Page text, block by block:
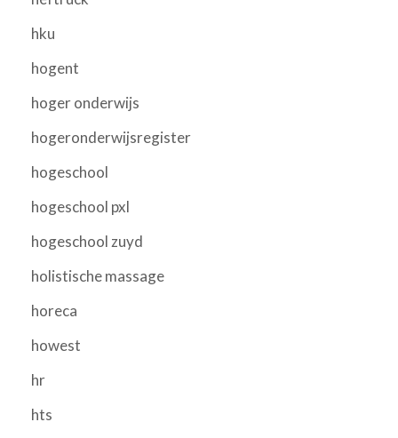
hku
hogent
hoger onderwijs
hogeronderwijsregister
hogeschool
hogeschool pxl
hogeschool zuyd
holistische massage
horeca
howest
hr
hts